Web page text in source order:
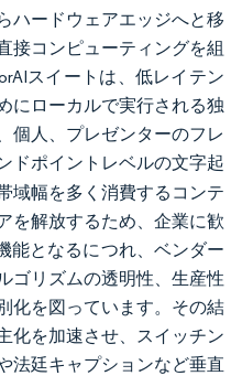
ハードウェアエッジへと移
接コンピューティングを組
スイートは、低レイテン
にローカルで実行される独
個人、プレゼンターのフレ
ドポイントレベルの文字起
域幅を多く消費するコンテ
を解放するため、企業に歓
能となるにつれ、ベンダー
ゴリズムの透明性、生産性
化を図っています。その結
化を加速させ、スイッチン
法廷キャプションなど垂直